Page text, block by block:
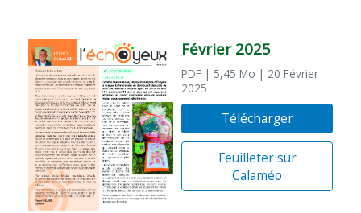
Février 2025
PDF | 5,45 Mo | 20 Février
2025
Télécharger
Feuilleter sur
Calaméo